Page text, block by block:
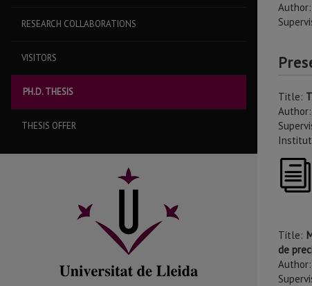
RESEARCH COLLABORATIONS
VISITORS
PH.D. THESIS
THESIS OFFER
Title:
Títle:
de